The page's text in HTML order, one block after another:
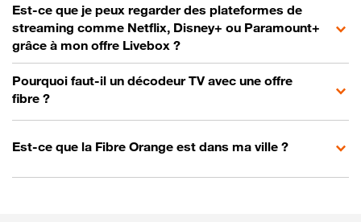
Est-ce que je peux regarder des plateformes de
streaming comme Netflix, Disney+ ou Paramount+
grâce à mon offre Livebox ?
Pourquoi faut-il un décodeur TV avec une offre
fibre ?
Est-ce que la Fibre Orange est dans ma ville ?